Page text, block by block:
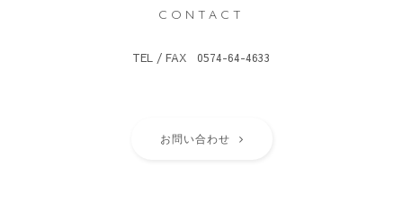
CONTACT
TEL / FAX 0574-64-4633
お問い合わせ